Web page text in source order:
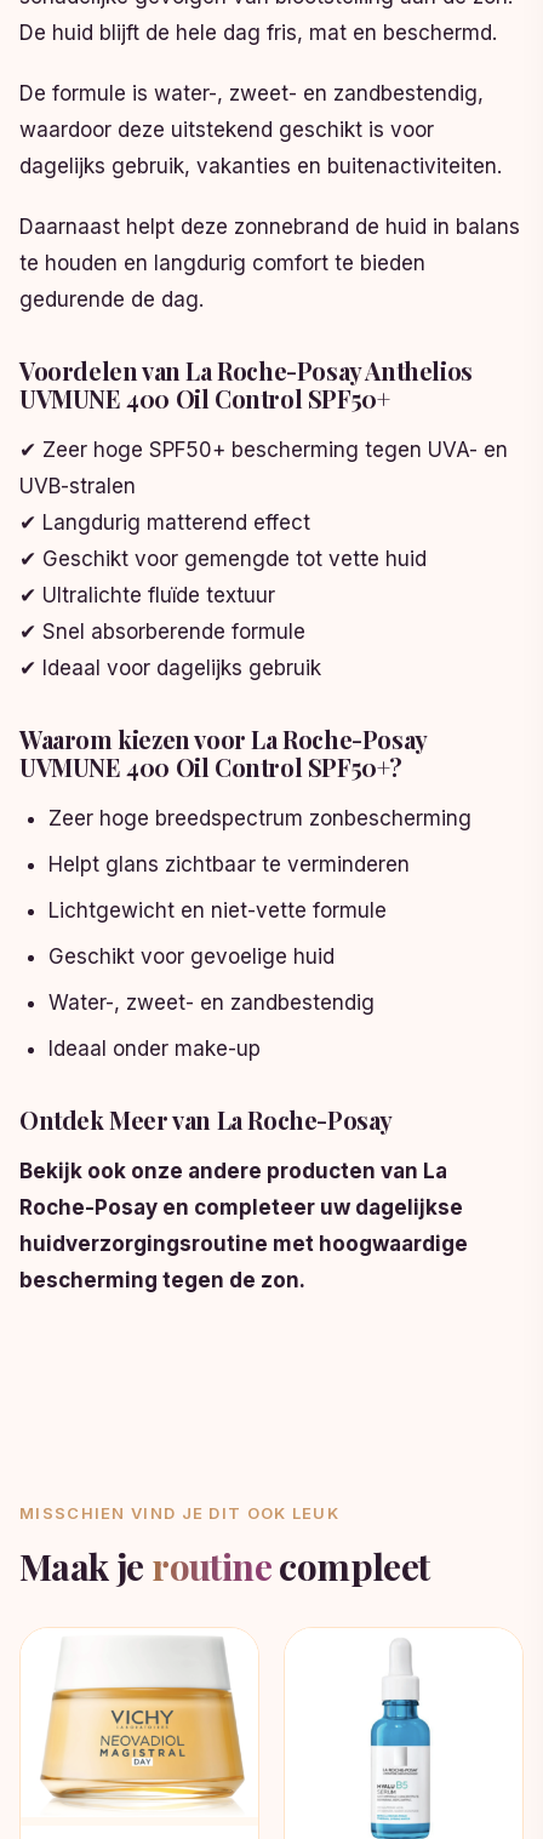
De huid blijft de hele dag fris, mat en beschermd.
De formule is water-, zweet- en zandbestendig,
waardoor deze uitstekend geschikt is voor
dagelijks gebruik, vakanties en buitenactiviteiten.
Daarnaast helpt deze zonnebrand de huid in balans
te houden en langdurig comfort te bieden
gedurende de dag.
Voordelen van La Roche-Posay Anthelios
UVMUNE 400 Oil Control SPF50+
✔ Zeer hoge SPF50+ bescherming tegen UVA- en
UVB-stralen
✔ Langdurig matterend effect
✔ Geschikt voor gemengde tot vette huid
✔ Ultralichte fluïde textuur
✔ Snel absorberende formule
✔ Ideaal voor dagelijks gebruik
Waarom kiezen voor La Roche-Posay
UVMUNE 400 Oil Control SPF50+?
Zeer hoge breedspectrum zonbescherming
Helpt glans zichtbaar te verminderen
Lichtgewicht en niet-vette formule
Geschikt voor gevoelige huid
Water-, zweet- en zandbestendig
Ideaal onder make-up
Ontdek Meer van La Roche-Posay
Bekijk ook onze andere producten van La
Roche-Posay en completeer uw dagelijkse
huidverzorgingsroutine met hoogwaardige
bescherming tegen de zon.
MISSCHIEN VIND JE DIT OOK LEUK
Maak je routinecompleet